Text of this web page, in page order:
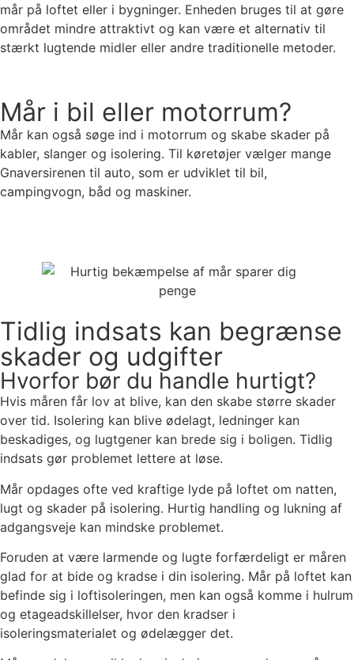
mår på loftet eller i bygninger. Enheden bruges til at gøre
området mindre attraktivt og kan være et alternativ til
stærkt lugtende midler eller andre traditionelle metoder.
Mår i bil eller motorrum?
Mår kan også søge ind i motorrum og skabe skader på
kabler, slanger og isolering. Til køretøjer vælger mange
Gnaversirenen til auto, som er udviklet til bil,
campingvogn, båd og maskiner.
Tidlig indsats kan begrænse
skader og udgifter
Hvorfor bør du handle hurtigt?
Hvis måren får lov at blive, kan den skabe større skader
over tid. Isolering kan blive ødelagt, ledninger kan
beskadiges, og lugtgener kan brede sig i boligen. Tidlig
indsats gør problemet lettere at løse.
Mår opdages ofte ved kraftige lyde på loftet om natten,
lugt og skader på isolering. Hurtig handling og lukning af
adgangsveje kan mindske problemet.
Foruden at være larmende og lugte forfærdeligt er måren
glad for at bide og kradse i din isolering. Mår på loftet kan
befinde sig i loftisoleringen, men kan også komme i hulrum
og etageadskillelser, hvor den kradser i
isoleringsmaterialet og ødelægger det.